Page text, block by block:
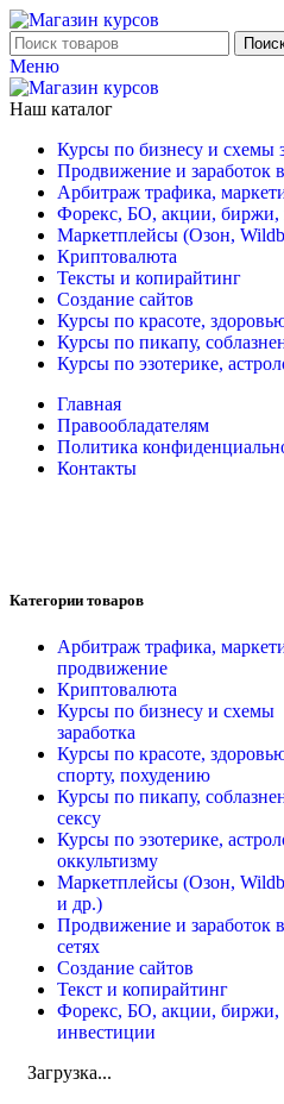
Меню
Наш каталог
Курсы по бизнесу и схемы
Продвижение и заработок
Арбитраж трафика,
Форекс, БО, акции, биржи,
Маркетплейсы (Озон,
Криптовалюта
Тексты и копирайтинг
Создание сайтов
Курсы по красоте,
Курсы по пикапу,
Курсы по эзотерике,
Главная
Правообладателям
Политика
Контакты
Категории товаров
Арбитраж трафика,
продвижение
Криптовалюта
Курсы по бизнесу и схемы
заработка
Курсы по красоте,
спорту, похудению
Курсы по пикапу,
сексу
Курсы по эзотерике,
оккультизму
Маркетплейсы (Озон,
и др.)
Продвижение и заработок
сетях
Создание сайтов
Текст и копирайтинг
Форекс, БО, акции, биржи,
инвестиции
Загрузка...